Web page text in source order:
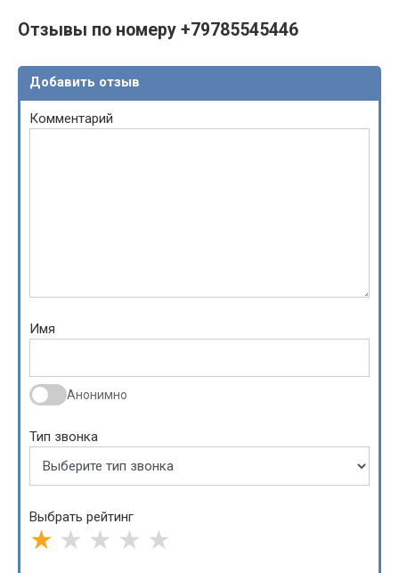
Отзывы по номеру +79785545446
Добавить отзыв
Комментарий
Имя
Анонимно
Тип звонка
Выбрать рейтинг
★ ★ ★ ★ ★